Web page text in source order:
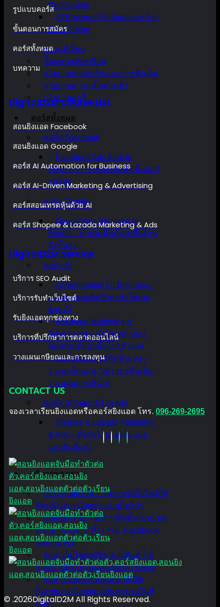
Certification
AI-Powered Performance Ads
Certification
สถานที่เรียน
ขั้นตอนสมัครเรียน
นโยบายทางธุรกิจ และ การคืนเงิน
นโยบายความเป็นส่วนตัว
นโยบายคุกกี้
คอร์สทั้งหมด
คอร์ส Facebook
Facebook Ads Zero to
Advance – สอนจับมือทำ ตั้งแต่ 0
จนโปร
คอร์ส Google
Google Ads Beginner to
Expert – ทุกเทคนิคตั้งแต่พื้นฐาน
ถึงขั้นสูง
คอร์ส AI
AI Automation for Business –
วางแผนและติดปีกธุรกิจให้คุณ
ด้วย AI
AI-Driven Marketing &
Advertising – ทำโฆษณาและ
คอนเทนต์แบบมือโปรด้วย AI
คอร์สสอนเทรดหุ้นด้วย AI –
วางพอร์ตแม่น วิเคราะห์หุ้นเป็น
วางแผนการเงินได้
คอร์ส Shopee & Lazada
Shopee & Lazada Marketing
& Ads – ตั้งค่าร้านและยิงแอด
แบบจับมือทำ
บริการของเรา
SEO Audit Pro – วิเคราะห์เว็บไซต์ให้
ติดหน้าแรก Google แบบมือโปร
ChatBot Pro – บริการติดตั้งแชทบอท
ครบทุกช่องทาง ทั้ง LINE, Facebook
และเว็บไซต์
รับทำเว็บไซต์บริษัท ขายสินค้าได้
รองรับ SEO พร้อมดูแลหลังการขาย
รับทำโฆษณาออนไลน์ TikTok
Facebook Google Ads ครบจบในที่
เดียว
รูปแบบคอร์ส
ขั้นตอนการสมัคร
คอร์สทั้งหมด
บทความ
DigitalD2M Course List
สอนยิงแอด Facebook
สอนยิงแอด Google
คอร์ส AI Automation for Business
คอร์ส AI-Driven Marketing & Advertising
คอร์สสอนเทรดหุ้นด้วย AI
คอร์ส Shopee & Lazada Marketing & Ads
DigitalD2M Service
บริการ SEO Audit
บริการรับทำเว็บไซต์
รับยิงแอดทุกช่องทาง
บริการที่ปรึกษาการตลาดออนไลน์
วางแผนเกษียณและการลงทุน
CONTACT US
จองเวลาเรียนยิงแอดหรือคอร์สยิงแอด โทร. 096-269-2695
© .2026DigitalD2M All Rights Reserved.